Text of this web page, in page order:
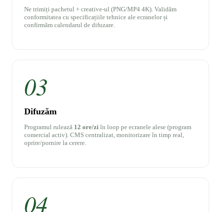
Ne trimiți pachetul + creative-ul (PNG/MP4 4K). Validăm
conformitatea cu specificațiile tehnice ale ecranelor și
confirmăm calendarul de difuzare.
03
Difuzăm
Programul rulează 12 ore/zi în loop pe ecranele alese (program
comercial activ). CMS centralizat, monitorizare în timp real,
oprire/pornire la cerere.
04